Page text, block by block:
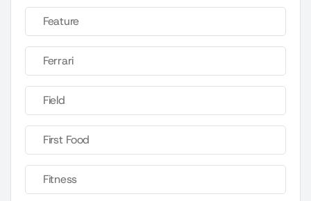
Feature
Ferrari
Field
First Food
Fitness